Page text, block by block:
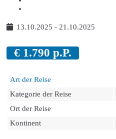
13.10.2025 - 21.10.2025
€ 1.790 p.P.
Art der Reise
Kategorie der Reise
Ort der Reise
Kontinent